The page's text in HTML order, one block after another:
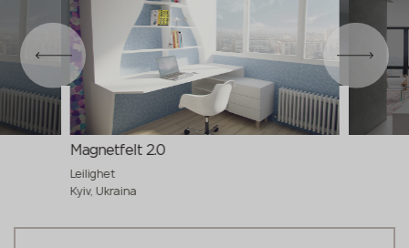
Magnetfelt 2.0
Leilighet
Kyiv, Ukraina